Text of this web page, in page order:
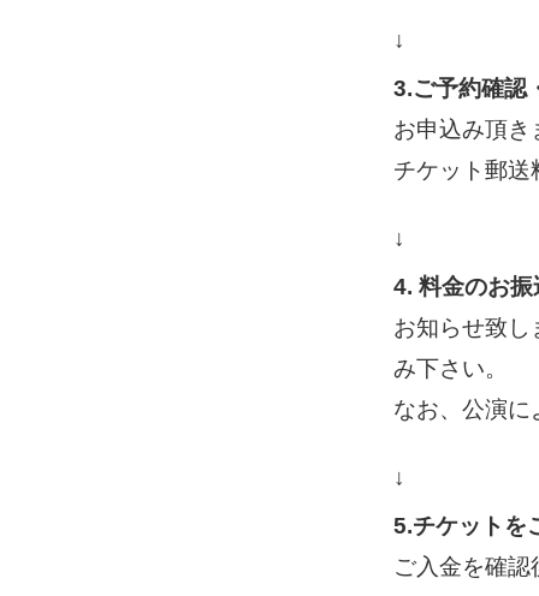
↓
3.ご予約確認
お申込み頂き
チケット郵
↓
4. 料金のお振
お知らせ致し
み下さい。
なお、公演に
↓
5.チケットを
ご入金を確